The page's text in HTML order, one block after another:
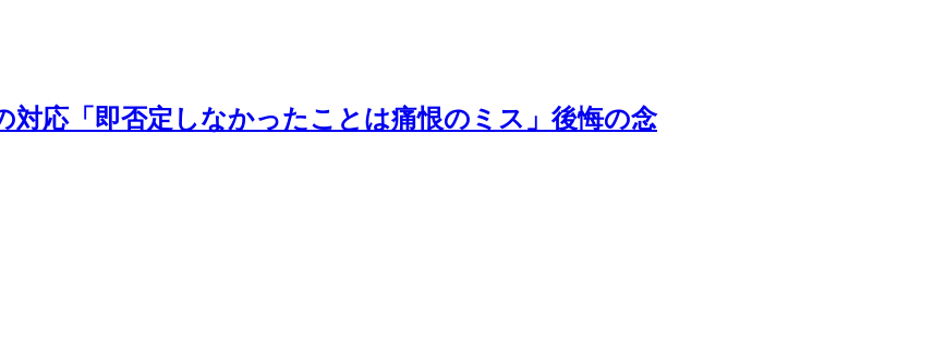
対応「即否定しなかったことは痛恨のミス」後悔の念